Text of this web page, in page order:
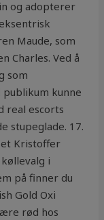
og adopterer
Maude, som
Charles. Ved å
som
kunne
real escorts
stupeglade. 17.
Kristoffer
i
på finner du
Gold Oxi
rød hos